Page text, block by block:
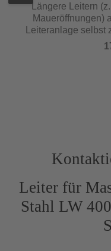
Längere Leitern
Mauer­öffnungen)
Leiteranlage
so
»Einsatzgebiete
siehe Zubehör.
280 mm
Rückenschutz)
Leiter für
Stahl LW